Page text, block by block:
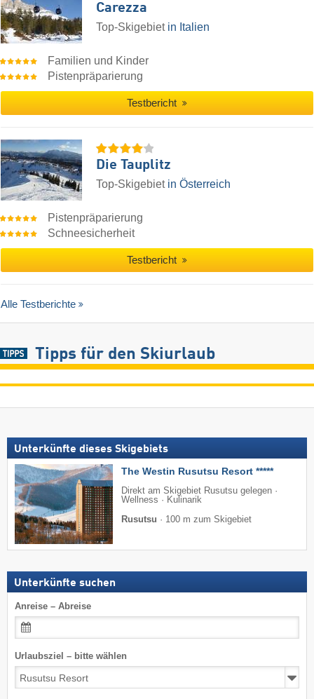
Carezza
Top-Skigebiet in Italien
Familien und Kinder
Pistenpräparierung
Testbericht
Die Tauplitz
Top-Skigebiet in Österreich
Pistenpräparierung
Schneesicherheit
Testbericht
Alle Testberichte
Tipps für den Skiurlaub
Unterkünfte dieses Skigebiets
The Westin Rusutsu Resort *****
Direkt am Skigebiet Rusutsu gelegen ·
Wellness · Kulinarik
Rusutsu · 100 m zum Skigebiet
Unterkünfte suchen
Anreise – Abreise
Urlaubsziel – bitte wählen